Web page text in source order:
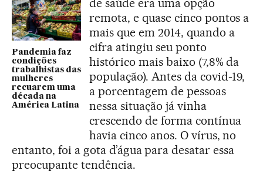
Pandemia faz
condições
trabalhistas das
mulheres
recuarem uma
década na
América Latina
de saúde era uma opção
remota, e quase cinco pontos a
mais que em 2014, quando a
cifra atingiu seu ponto
histórico mais baixo (7,8% da
população). Antes da covid-19,
a porcentagem de pessoas
nessa situação já vinha
crescendo de forma contínua
havia cinco anos. O vírus, no
entanto, foi a gota d’água para desatar essa
preocupante tendência.